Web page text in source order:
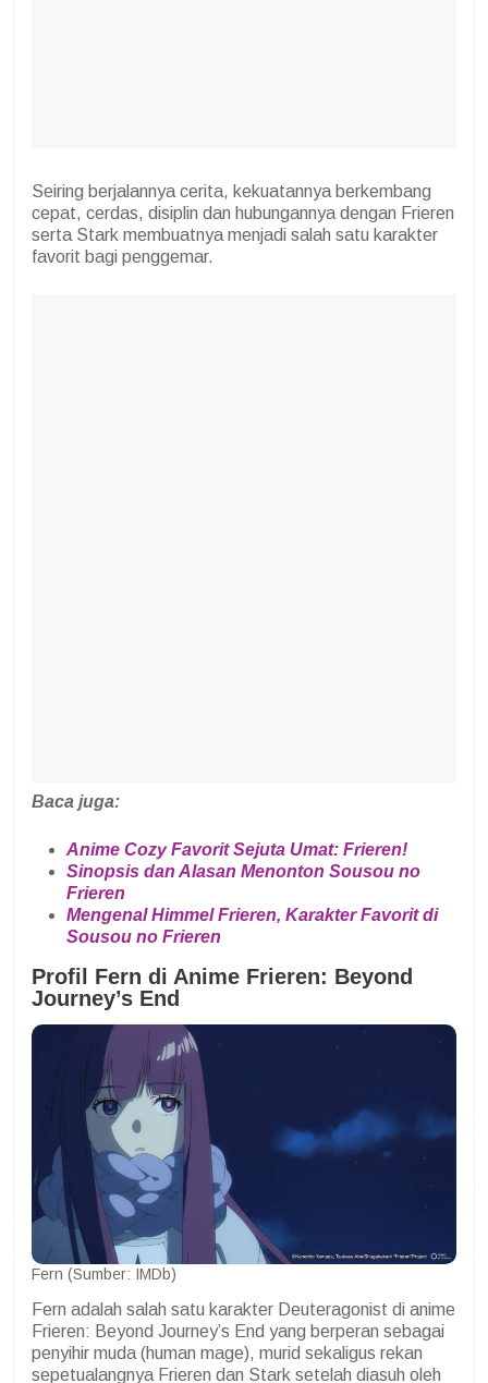
Seiring berjalannya cerita, kekuatannya berkembang
cepat, cerdas, disiplin dan hubungannya dengan Frieren
serta Stark membuatnya menjadi salah satu karakter
favorit bagi penggemar.
Baca juga:
Anime Cozy Favorit Sejuta Umat: Frieren!
Sinopsis dan Alasan Menonton Sousou no
Frieren
Mengenal Himmel Frieren, Karakter Favorit di
Sousou no Frieren
Profil Fern di Anime Frieren: Beyond
Journey’s End
Fern (Sumber: IMDb)
Fern adalah salah satu karakter Deuteragonist di anime
Frieren: Beyond Journey’s End yang berperan sebagai
penyihir muda (human mage), murid sekaligus rekan
sepetualangnya Frieren dan Stark setelah diasuh oleh